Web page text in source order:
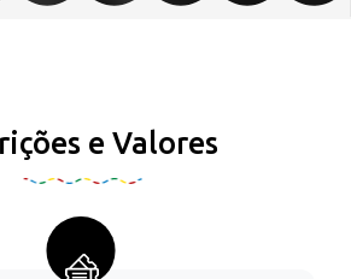
e Valores